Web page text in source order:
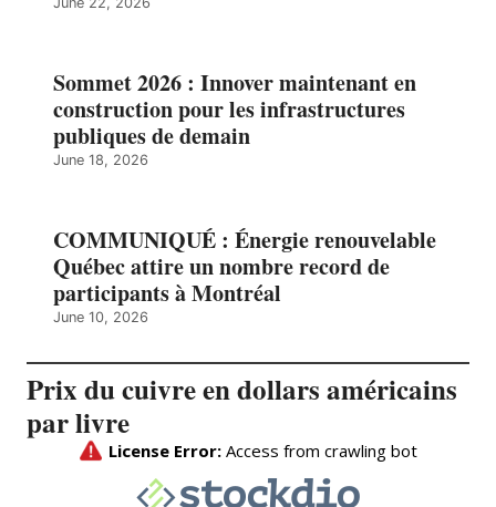
Sommet 2026 : Innover maintenant en
construction pour les infrastructures
publiques de demain
June 18, 2026
COMMUNIQUÉ : Énergie renouvelable
Québec attire un nombre record de
participants à Montréal
June 10, 2026
Prix du cuivre en dollars américains
par livre